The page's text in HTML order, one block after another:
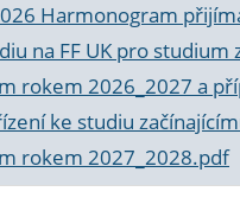
Harmonogram
na FF UK pro studium
rokem 2026_2027 a
ke studiu
rokem 2027_2028.pdf